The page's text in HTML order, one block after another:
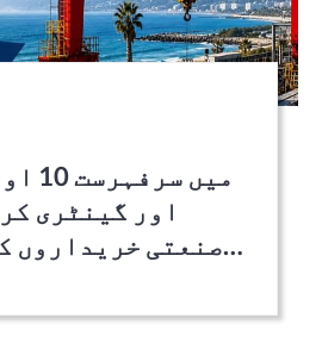
اور گینٹری
صنعتی خریداروں